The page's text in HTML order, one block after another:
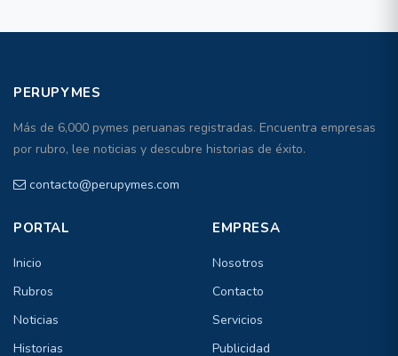
PERUPYMES
Más de 6,000 pymes peruanas registradas. Encuentra empresas
por rubro, lee noticias y descubre historias de éxito.
contacto@perupymes.com
PORTAL
Inicio
Rubros
Noticias
Historias
EMPRESA
Nosotros
Contacto
Servicios
Publicidad